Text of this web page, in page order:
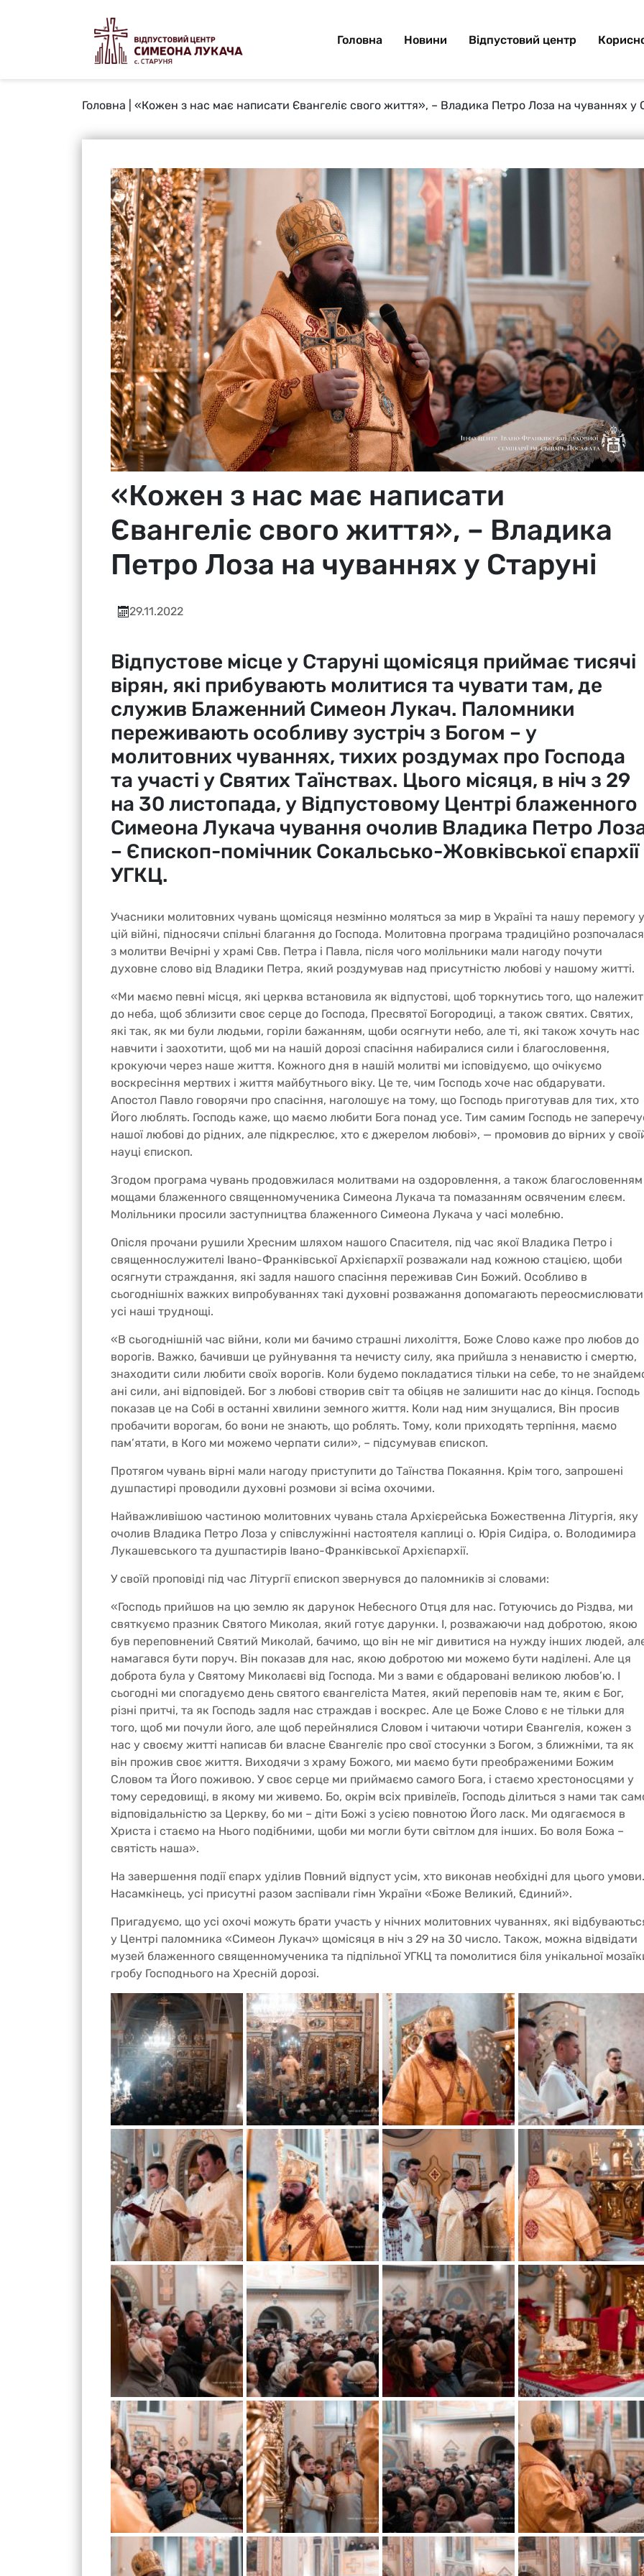
Головна Новини Відпустовий центр
Головна «Кожен з нас має написати Євангеліє свого життя», – Владика Петро Лоза на чуваннях у
«Кожен з нас має написати
Євангеліє свого життя», – Владика
Петро Лоза на чуваннях у Старуні
29.11.2022
Відпустове місце у Старуні щомісяця приймає тисячі
вірян, які прибувають молитися та чувати там, де
служив Блаженний Симеон Лукач. Паломники
переживають особливу зустріч з Богом – у
молитовних чуваннях, тихих роздумах про Господа
та участі у Святих Таїнствах. Цього місяця, в ніч з 29
на 30 листопада, у Відпустовому Центрі блаженного
Симеона Лукача чування очолив Владика Петро
– Єпископ-помічник Сокальсько-Жовківської єпархії
УГКЦ.
Учасники молитовних чувань щомісяця незмінно моляться за мир в Україні та нашу перемогу у
цій війні, підносячи спільні благання до Господа. Молитовна програма традиційно розпочалася
з молитви Вечірні у храмі Свв. Петра і Павла, після чого молільники мали нагоду почути
духовне слово від Владики Петра, який роздумував над присутністю любові у нашому житті.
«Ми маємо певні місця, які церква встановила як відпустові, щоб торкнутись того, що
до неба, щоб зблизити своє серце до Господа, Пресвятої Богородиці, а також святих. Святих,
які так, як ми були людьми, горіли бажанням, щоби осягнути небо, але ті, які також хочуть нас
навчити і заохотити, щоб ми на нашій дорозі спасіння набиралися сили і благословення,
крокуючи через наше життя. Кожного дня в нашій молитві ми ісповідуємо, що очікуємо
воскресіння мертвих і життя майбутнього віку. Це те, чим Господь хоче нас обдарувати.
Апостол Павло говорячи про спасіння, наголошує на тому, що Господь приготував для тих, хто
Його люблять. Господь каже, що маємо любити Бога понад усе. Тим самим Господь не
нашої любові до рідних, але підкреслює, хто є джерелом любові», — промовив до вірних у
науці єпископ.
Згодом програма чувань продовжилася молитвами на оздоровлення, а також благословенням
мощами блаженного священномученика Симеона Лукача та помазанням освяченим єлеєм.
Молільники просили заступництва блаженного Симеона Лукача у часі молебню.
Опісля прочани рушили Хресним шляхом нашого Спасителя, під час якої Владика Петро і
священнослужителі Івано-Франківської Архієпархії розважали над кожною стацією, щоби
осягнути страждання, які задля нашого спасіння переживав Син Божий. Особливо в
сьогоднішніх важких випробуваннях такі духовні розважання допомагають переосмислювати
усі наші труднощі.
«В сьогоднішній час війни, коли ми бачимо страшні лихоліття, Боже Слово каже про любов до
ворогів. Важко, бачивши це руйнування та нечисту силу, яка прийшла з ненавистю і смертю,
знаходити сили любити своїх ворогів. Коли будемо покладатися тільки на себе, то не
ані сили, ані відповідей. Бог з любові створив світ та обіцяв не залишити нас до кінця. Господь
показав це на Собі в останні хвилини земного життя. Коли над ним знущалися, Він просив
пробачити ворогам, бо вони не знають, що роблять. Тому, коли приходять терпіння, маємо
пам’ятати, в Кого ми можемо черпати сили», – підсумував єпископ.
Протягом чувань вірні мали нагоду приступити до Таїнства Покаяння. Крім того, запрошені
душпастирі проводили духовні розмови зі всіма охочими.
Найважливішою частиною молитовних чувань стала Архієрейська Божественна Літургія, яку
очолив Владика Петро Лоза у співслужінні настоятеля каплиці о. Юрія Сидіра, о. Володимира
Лукашевського та душпастирів Івано-Франківської Архієпархії.
У своїй проповіді під час Літургії єпископ звернувся до паломників зі словами:
«Господь прийшов на цю землю як дарунок Небесного Отця для нас. Готуючись до Різдва, ми
святкуємо празник Святого Миколая, який готує дарунки. І, розважаючи над добротою, якою
був переповнений Святий Миколай, бачимо, що він не міг дивитися на нужду інших людей,
намагався бути поруч. Він показав для нас, якою добротою ми можемо бути наділені. Але ця
доброта була у Святому Миколаєві від Господа. Ми з вами є обдаровані великою любов’ю. І
сьогодні ми спогадуємо день святого євангеліста Матея, який переповів нам те, яким є Бог,
різні притчі, та як Господь задля нас страждав і воскрес. Але це Боже Слово є не тільки для
того, щоб ми почули його, але щоб перейнялися Словом і читаючи чотири Євангелія, кожен з
нас у своєму житті написав би власне Євангеліє про свої стосунки з Богом, з ближніми, та як
він прожив своє життя. Виходячи з храму Божого, ми маємо бути преображеними Божим
Словом та Його поживою. У своє серце ми приймаємо самого Бога, і стаємо хрестоносцями у
тому середовищі, в якому ми живемо. Бо, окрім всіх привілеїв, Господь ділиться з нами так
відповідальністю за Церкву, бо ми – діти Божі з усією повнотою Його ласк. Ми одягаємося в
Христа і стаємо на Нього подібними, щоби ми могли бути світлом для інших. Бо воля Божа –
святість наша».
На завершення події єпарх уділив Повний відпуст усім, хто виконав необхідні для цього умови.
Насамкінець, усі присутні разом заспівали гімн України «Боже Великий, Єдиний».
Пригадуємо, що усі охочі можуть брати участь у нічних молитовних чуваннях, які
у Центрі паломника «Симеон Лукач» щомісяця в ніч з 29 на 30 число. Також, можна відвідати
музей блаженного священномученика та підпільної УГКЦ та помолитися біля унікальної
гробу Господнього на Хресній дорозі.